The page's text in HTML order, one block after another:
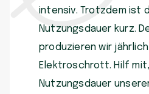
intensiv. Trotzdem ist
Nutzungsdauer kurz.
produzieren wir jährlich
Elektroschrott. Hilf
Nutzungsdauer